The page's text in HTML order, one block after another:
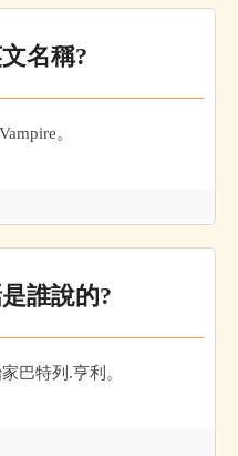
名稱?
。
誰說的?
巴特列.亨利。